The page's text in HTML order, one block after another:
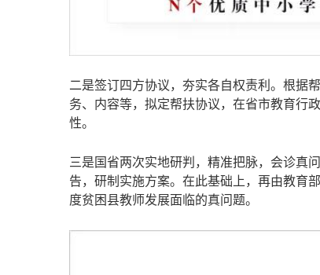
二是签订四方协议，夯实各自权责利。根据
务、内容等，拟定帮扶协议，在省市教育行
性。
三是国省两次实地研判，精准把脉，会诊真
告，研制实施方案。在此基础上，再由教育
度贫困县教师发展面临的真问题。